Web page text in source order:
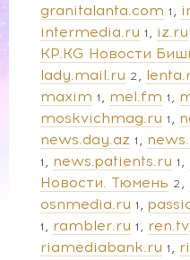
granitalanta.com 1
intermedia.ru 1 iz.ru
KP.KG Новости
lady.mail.ru 2
maxim 1 mel.fm 1
moskvichmag.ru 1
news.day.az 1
1 news.patients.ru 1
Новости. Тюмень 2
osnmedia.ru 1
1 rambler.ru 1 ren.tv
riamediabank.ru 1